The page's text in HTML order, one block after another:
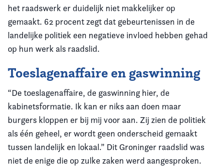
het raadswerk er duidelijk niet makkelijker op
gemaakt. 62 procent zegt dat gebeurtenissen in de
landelijke politiek een negatieve invloed hebben gehad
op hun werk als raadslid.
Toeslagenaffaire en gaswinning
“De toeslagenaffaire, de gaswinning hier, de
kabinetsformatie. Ik kan er niks aan doen maar
burgers kloppen er bij mij voor aan. Zij zien de politiek
als één geheel, er wordt geen onderscheid gemaakt
tussen landelijk en lokaal.” Dit Groninger raadslid was
niet de enige die op zulke zaken werd aangesproken.